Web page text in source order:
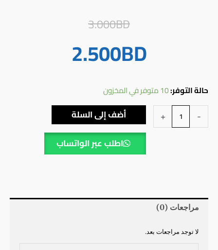
3.000BD السعر
الأصلي
هو:
3.000BD.
2.500BD
السعر
الحالي
هو:
2.500BD.
حالة التوفر:10 متوفر في المخزون
-
كمية
مجرى
أرضية
الحمام
+
أضف إلى السلة
اطلب عبر الواتساب
مراجعات (0)
لا توجد مراجعات بعد.